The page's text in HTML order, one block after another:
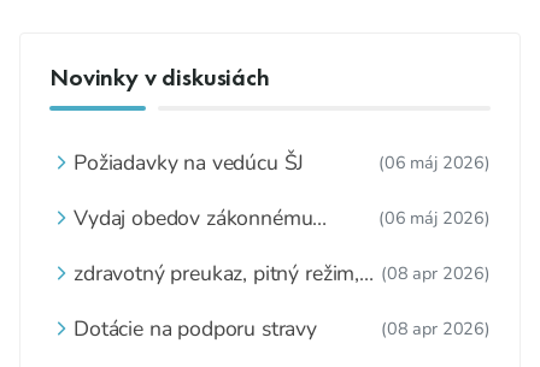
Novinky v diskusiách
Požiadavky na vedúcu ŠJ (06 máj 2026)
Vydaj obedov zákonnému
(06 máj 2026)
zdravotný preukaz, pitný režim,
(08 apr 2026)
Dotácie na podporu stravy (08 apr 2026)